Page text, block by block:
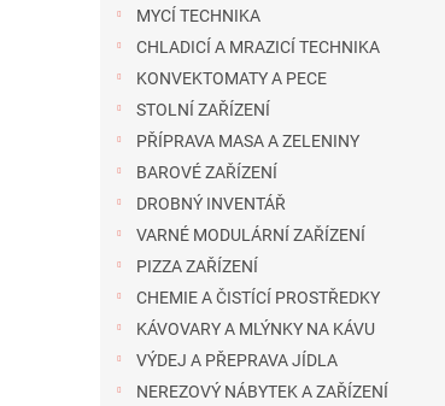
MYCÍ TECHNIKA
CHLADICÍ A MRAZICÍ TECHNIKA
KONVEKTOMATY A PECE
STOLNÍ ZAŘÍZENÍ
PŘÍPRAVA MASA A ZELENINY
BAROVÉ ZAŘÍZENÍ
DROBNÝ INVENTÁŘ
VARNÉ MODULÁRNÍ ZAŘÍZENÍ
PIZZA ZAŘÍZENÍ
CHEMIE A ČISTÍCÍ PROSTŘEDKY
KÁVOVARY A MLÝNKY NA KÁVU
VÝDEJ A PŘEPRAVA JÍDLA
NEREZOVÝ NÁBYTEK A ZAŘÍZENÍ